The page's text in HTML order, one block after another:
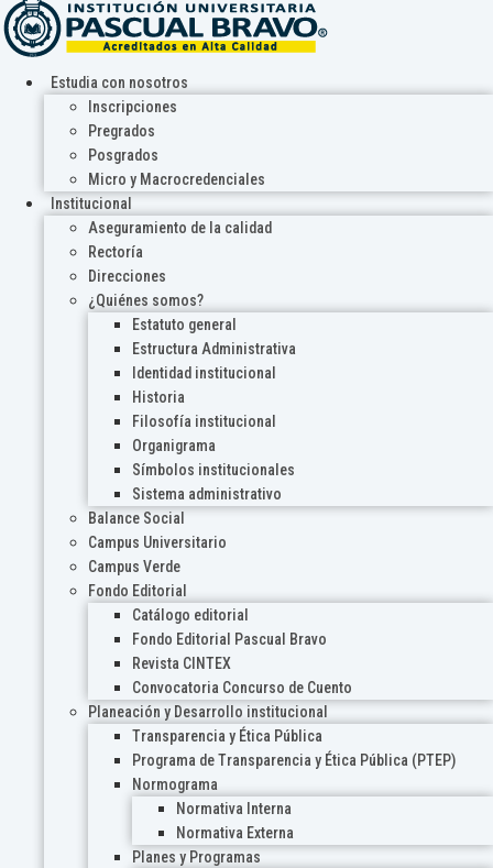
Estudia con nosotros
Inscripciones
Pregrados
Posgrados
Micro y Macrocredenciales
Institucional
Aseguramiento de la calidad
Rectoría
Direcciones
¿Quiénes somos?
Estatuto general
Estructura Administrativa
Identidad institucional
Historia
Filosofía institucional
Organigrama
Símbolos institucionales
Sistema administrativo
Balance Social
Campus Universitario
Campus Verde
Fondo Editorial
Catálogo editorial
Fondo Editorial Pascual Bravo
Revista CINTEX
Convocatoria Concurso de Cuento
Planeación y Desarrollo institucional
Transparencia y Ética Pública
Programa de Transparencia y Ética Pública (PTEP)
Normograma
Normativa Interna
Normativa Externa
Planes y Programas